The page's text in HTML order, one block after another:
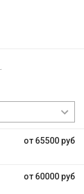
от 65500 руб
от 60000 руб